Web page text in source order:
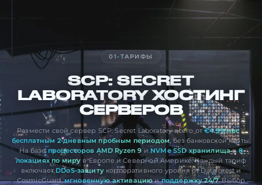
01-ТАРИФЫ
SCP: SECRET
LABORATORY ХОСТИНГ
СЕРВЕРОВ
Размести свой сервер SCP: Secret Laboratory всего от€4.99/мес с
бесплатным 2-дневным пробным периодом, без банковской карты.
На базе процессоров AMD Ryzen 9 иNVMe SSD хранилищав8
локациях по миру в Европе и Северной Америке. Каждый тариф
включаетDDoS-защитукорпоративного уровня от Dataforest и
CosmicGuard,мгновенную активациюиподдержку 24/7. Выбор